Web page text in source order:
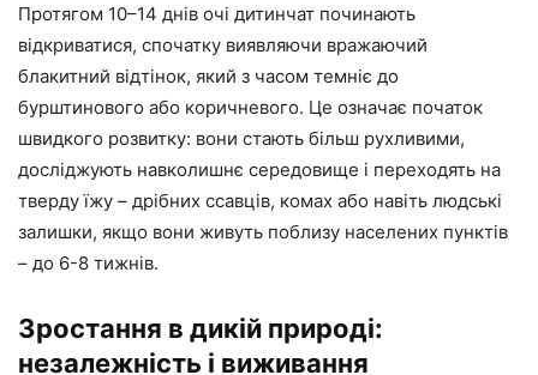
Протягом 10–14 днів очі дитинчат починають
відкриватися, спочатку виявляючи вражаючий
блакитний відтінок, який з часом темніє до
бурштинового або коричневого. Це означає початок
швидкого розвитку: вони стають більш рухливими,
досліджують навколишнє середовище і переходять на
тверду їжу – дрібних ссавців, комах або навіть людські
залишки, якщо вони живуть поблизу населених пунктів
– до 6-8 тижнів.
Зростання в дикій природі:
незалежність і виживання